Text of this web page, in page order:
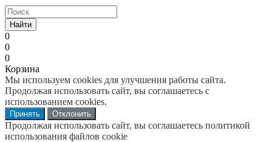
Найти
0
0
0
Корзина
Мы используем cookies для улучшения работы сайта.
Продолжая использовать сайт, вы соглашаетесь с
использованием cookies.
Принять Отклонить
Продолжая использовать сайт, вы соглашаетесь политикой
использования файлов cookie